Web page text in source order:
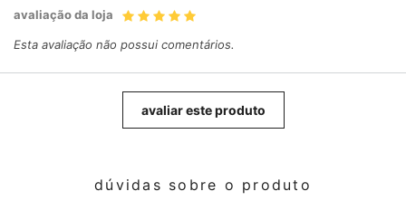
avaliação da loja
Esta avaliação não possui comentários.
avaliar este produto
dúvidas sobre o produto